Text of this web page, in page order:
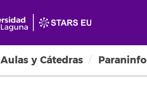
Aulas y Cátedras Paraninfo